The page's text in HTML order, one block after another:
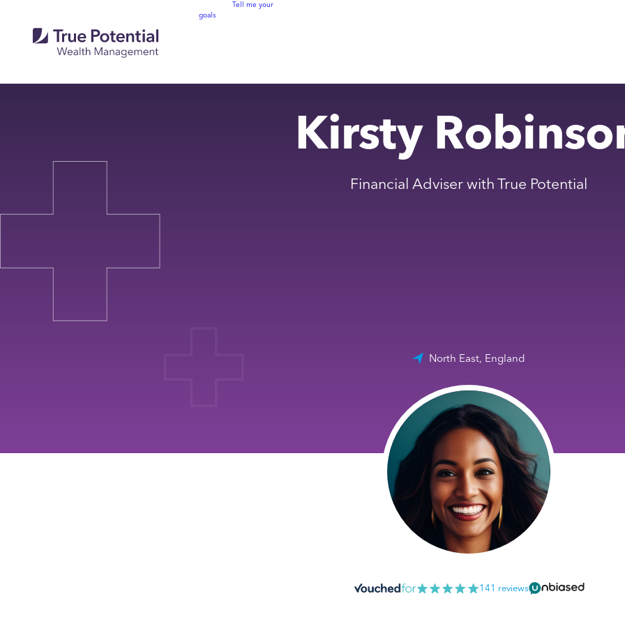
Tell me your
goals
Kirsty
Financial Adviser with True Potential
North East, England
141 reviews